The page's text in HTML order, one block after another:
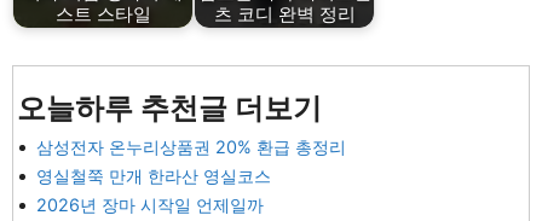
스트 스타일
츠 코디 완벽 정리
오늘하루 추천글 더보기
삼성전자 온누리상품권 20% 환급 총정리
영실철쭉 만개 한라산 영실코스
2026년 장마 시작일 언제일까